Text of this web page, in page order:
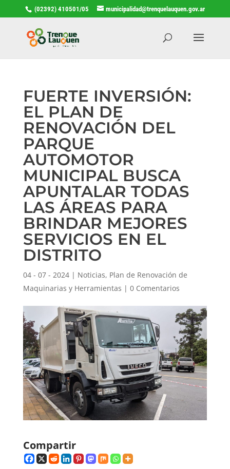
(02392) 410501/05 municipalidad@trenquelauquen.gov.ar
FUERTE INVERSIÓN:
EL PLAN DE
RENOVACIÓN DEL
PARQUE
AUTOMOTOR
MUNICIPAL BUSCA
APUNTALAR TODAS
LAS ÁREAS PARA
BRINDAR MEJORES
SERVICIOS EN EL
DISTRITO
04 - 07 - 2024| Noticias, Plan de Renovación de
Maquinarias y Herramientas | 0 Comentarios
Compartir